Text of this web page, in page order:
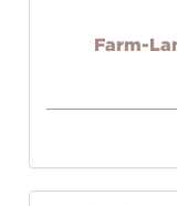
Farm-